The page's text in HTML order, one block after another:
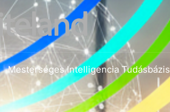
Mesterséges Intelligencia Tudásbázis